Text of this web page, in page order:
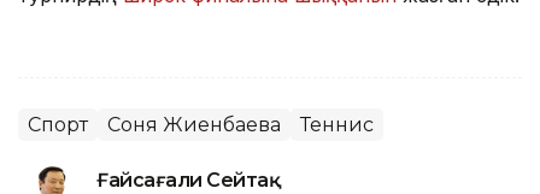
Спорт Соня Жиенбаева Теннис
Ғайсағали Сейтақ